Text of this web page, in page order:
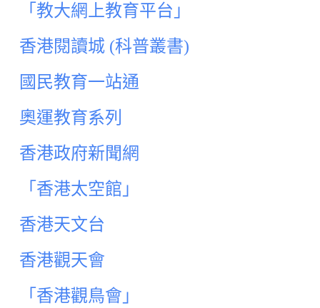
「教大網上教育平台」
香港閱讀城 (科普叢書)
國民教育一站通
奧運教育系列
香港政府新聞網
「香港太空館」
香港天文台
香港觀天會
「香港觀鳥會」